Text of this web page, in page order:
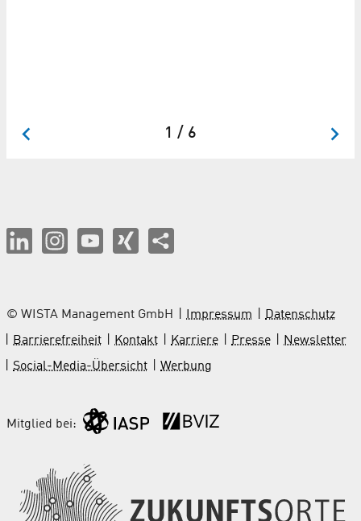
1 / 6
© WISTA Management GmbH Impressum
Datenschutz
Barrierefreiheit
Kontakt Karriere Presse
Newsletter
Social-Media-Übersicht
Werbung
Mitglied bei: